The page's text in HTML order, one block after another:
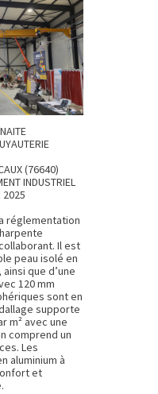
(76640)
INDUSTRIEL
2025
réglementation
Il est
peau isolé en
que d’une
120 mm
sont en
supporte
m² avec une
comprend un
Les
aluminium à
et